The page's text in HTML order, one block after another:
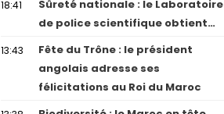
18:41
Sûreté nationale : le Laboratoire
de police scientifique obtient…
13:43
Fête du Trône : le président
angolais adresse ses
félicitations au Roi du Maroc